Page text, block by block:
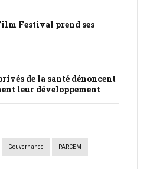
Festival prend ses
de la santé dénoncent
leur développement
Gouvernance PARCEM